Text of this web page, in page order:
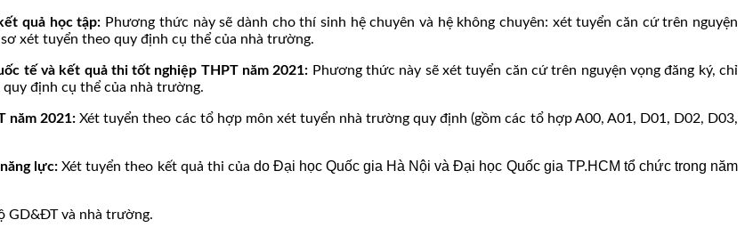
quả học tập: Phương thức này sẽ dành cho thí sinh hệ chuyên và hệ không chuyên: xét tuyển căn cứ trên nguyện
xét tuyển theo quy định cụ thể của nhà trường.
tế và kết quả thi tốt nghiệp THPT năm 2021: Phương thức này sẽ xét tuyển căn cứ trên nguyện vọng đăng ký, chỉ
định cụ thể của nhà trường.
năm 2021:Xét tuyển theo các tổ hợp môn xét tuyển nhà trường quy định (gồm các tổ hợp A00, A01, D01, D02, D03,
lực:Xét tuyển theo kết quả thi của do Đại học Quốc gia Hà Nội và Đại học Quốc gia TP.HCM tổ chức trong năm
GD&ĐT và nhà trường.